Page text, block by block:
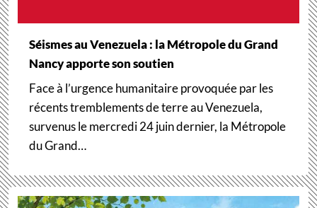
Séismes au Venezuela : la Métropole du Grand
Nancy apporte son soutien
Face à l’urgence humanitaire provoquée par les
récents tremblements de terre au Venezuela,
survenus le mercredi 24 juin dernier, la Métropole
du Grand…